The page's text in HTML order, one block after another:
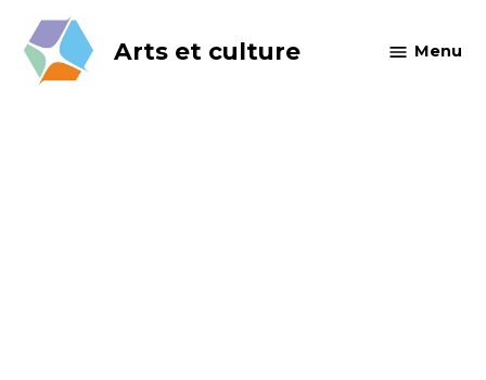
content
Arts et culture Menu